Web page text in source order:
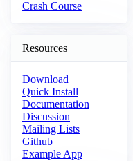
Crash Course
Resources
Download
Quick Install
Documentation
Discussion
Mailing Lists
Github
Example App